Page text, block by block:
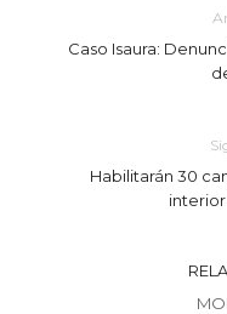
Caso Isaura:
Habilitarán 30